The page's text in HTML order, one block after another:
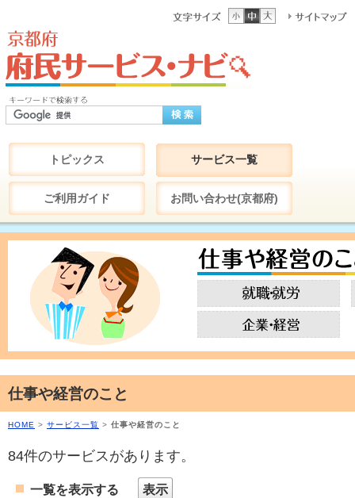
トピックス サービス一覧
ご利用ガイド お問い合わせ(京都府)
仕事や経営のこと
HOME > サービス一覧 > 仕事や経営のこと
84件のサービスがあります。
一覧を表示する
表示